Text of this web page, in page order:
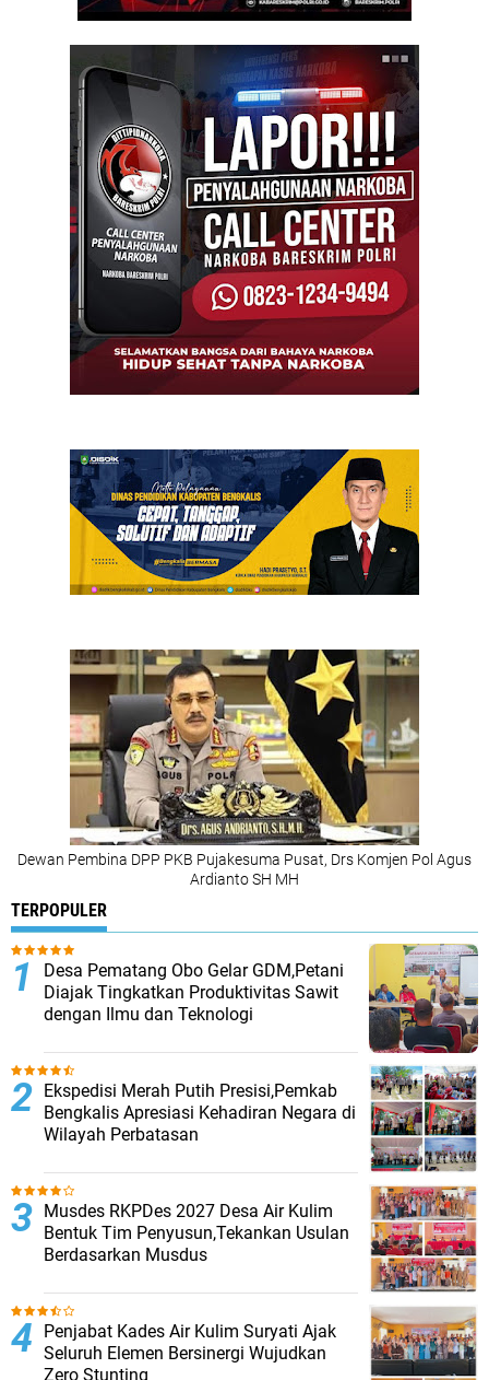
Dewan Pembina DPP PKB Pujakesuma Pusat, Drs Komjen Pol Agus
Ardianto SH MH
TERPOPULER
Desa Pematang Obo Gelar GDM,Petani
Diajak Tingkatkan Produktivitas Sawit
dengan Ilmu dan Teknologi
Ekspedisi Merah Putih Presisi,Pemkab
Bengkalis Apresiasi Kehadiran Negara di
Wilayah Perbatasan
Musdes RKPDes 2027 Desa Air Kulim
Bentuk Tim Penyusun,Tekankan Usulan
Berdasarkan Musdus
Penjabat Kades Air Kulim Suryati Ajak
Seluruh Elemen Bersinergi Wujudkan
Zero Stunting